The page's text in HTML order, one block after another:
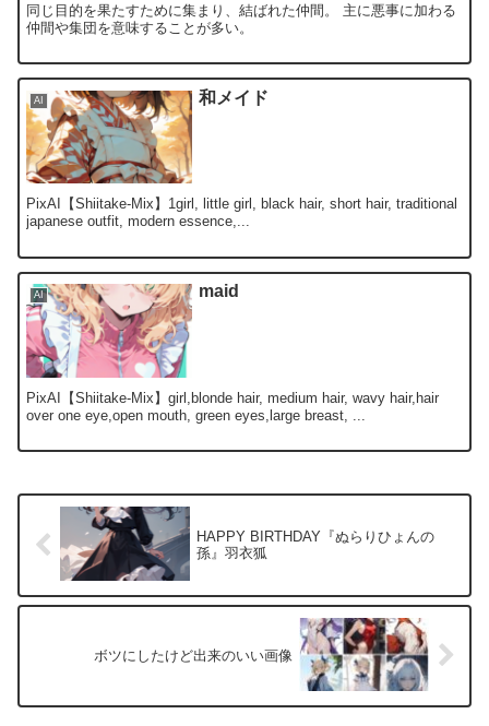
同じ目的を果たすために集まり、結ばれた仲間。 主に悪事に加わる
仲間や集団を意味することが多い。
AI 和メイド
PixAI【Shiitake-Mix】1girl, little girl, black hair, short hair, traditional
japanese outfit, modern essence,...
AI maid
PixAI【Shiitake-Mix】girl,blonde hair, medium hair, wavy hair,hair
over one eye,open mouth, green eyes,large breast, ...
HAPPY BIRTHDAY『ぬらりひょんの
孫』羽衣狐
ボツにしたけど出来のいい画像